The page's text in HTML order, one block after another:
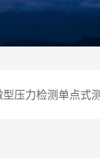
压力检测单点式